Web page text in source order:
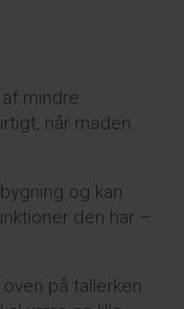
mindre
når maden
og kan
den har –
på tallerken